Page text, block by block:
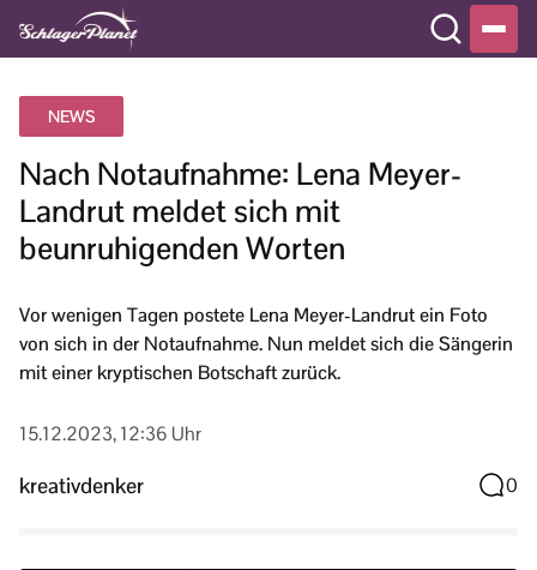
NEWS
Nach Notaufnahme: Lena Meyer-
Landrut meldet sich mit
beunruhigenden Worten
Vor wenigen Tagen postete Lena Meyer-Landrut ein Foto
von sich in der Notaufnahme. Nun meldet sich die Sängerin
mit einer kryptischen Botschaft zurück.
15.12.2023, 12:36 Uhr
kreativdenker 0